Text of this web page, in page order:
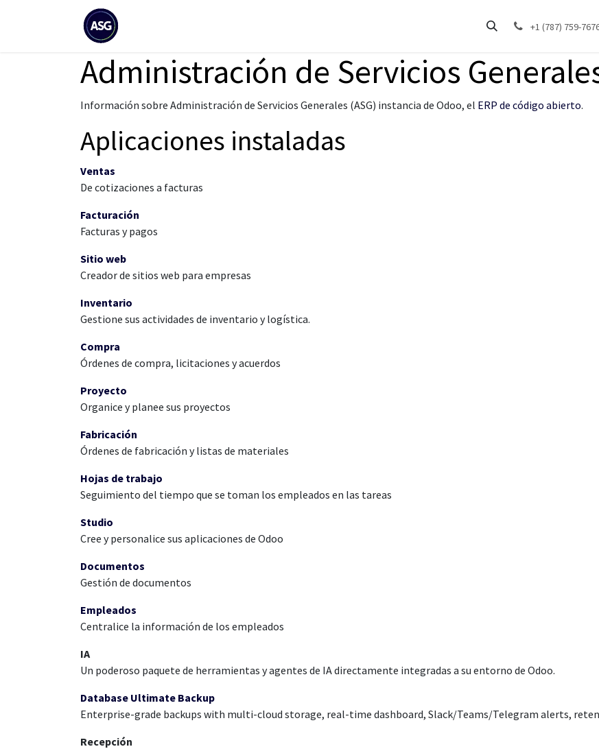
+1 (787) 759-
Administración de Servicios
Información sobre Administración de Servicios Generales (ASG) instancia de Odoo, el ERP de código abierto.
Aplicaciones instaladas
Ventas
De cotizaciones a facturas
Facturación
Facturas y pagos
Sitio web
Creador de sitios web para empresas
Inventario
Gestione sus actividades de inventario y logística.
Compra
Órdenes de compra, licitaciones y acuerdos
Proyecto
Organice y planee sus proyectos
Fabricación
Órdenes de fabricación y listas de materiales
Hojas de trabajo
Seguimiento del tiempo que se toman los empleados en las tareas
Studio
Cree y personalice sus aplicaciones de Odoo
Documentos
Gestión de documentos
Empleados
Centralice la información de los empleados
IA
Un poderoso paquete de herramientas y agentes de IA directamente integradas a su entorno de Odoo.
Database Ultimate Backup
Enterprise-grade backups with multi-cloud storage, real-time dashboard, Slack/Teams/Telegram alerts,
Recepción